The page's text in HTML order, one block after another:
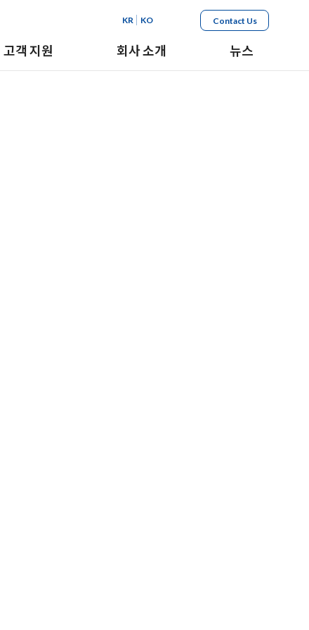
KR KO Contact Us
고객 지원 회사 소개 뉴스